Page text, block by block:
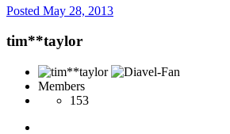
Posted May 28, 2013
tim**taylor
Members
153